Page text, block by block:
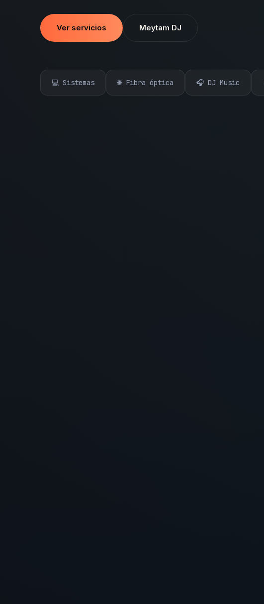
Ver servicios Meytam DJ
💻 Sistemas 🌐 Fibra óptica 🎧 DJ Music